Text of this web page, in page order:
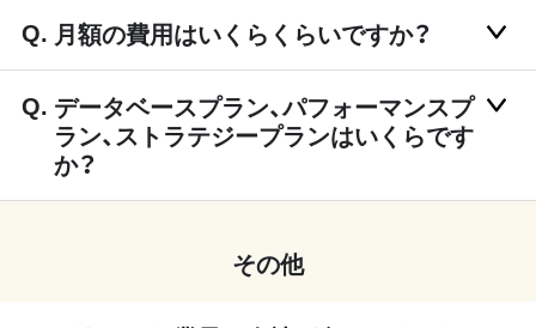
月額の費用はいくらくらいですか？
データベースプラン、パフォーマンスプ
ラン、ストラテジープランはいくらです
か？
その他